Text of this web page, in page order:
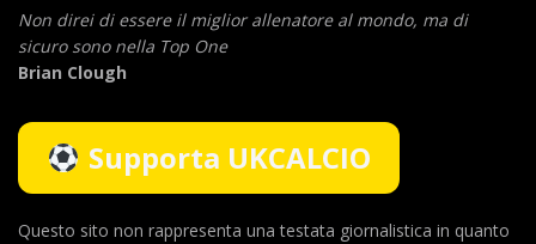
Non direi di essere il miglior allenatore al mondo, ma di
sicuro sono nella Top One
Brian Clough
Supporta UKCALCIO
Questo sito non rappresenta una testata giornalistica in quanto